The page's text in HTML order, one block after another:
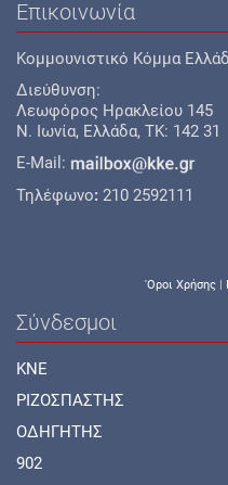
Επικοινωνία
Κομμουνιστικό Κόμμα
Διεύθυνση:
Λεωφόρος Ηρακλείου 145
Ν. Ιωνία, Ελλάδα, TK: 142 31
E-Mail:
Τηλέφωνο: 210 2592111
'Οροι Χρήσης |
Σύνδεσμοι
KNE
ΡΙΖΟΣΠΑΣΤΗΣ
ΟΔΗΓΗΤΗΣ
902